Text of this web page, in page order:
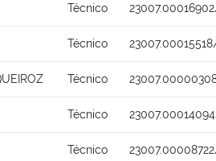
Técnico
Técnico
Técnico
Técnico
Técnico